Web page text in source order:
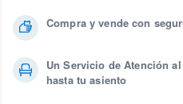
Compra y vende con
Un Servicio de Atención
hasta tu asiento